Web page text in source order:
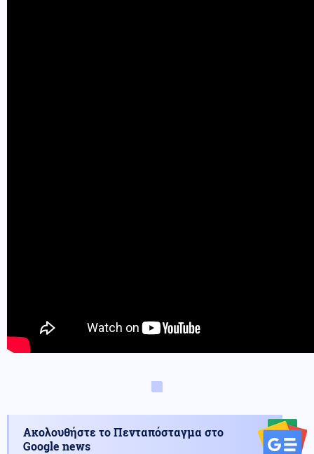
Ακολουθήστε το Πενταπόσταγμα στο
Google news